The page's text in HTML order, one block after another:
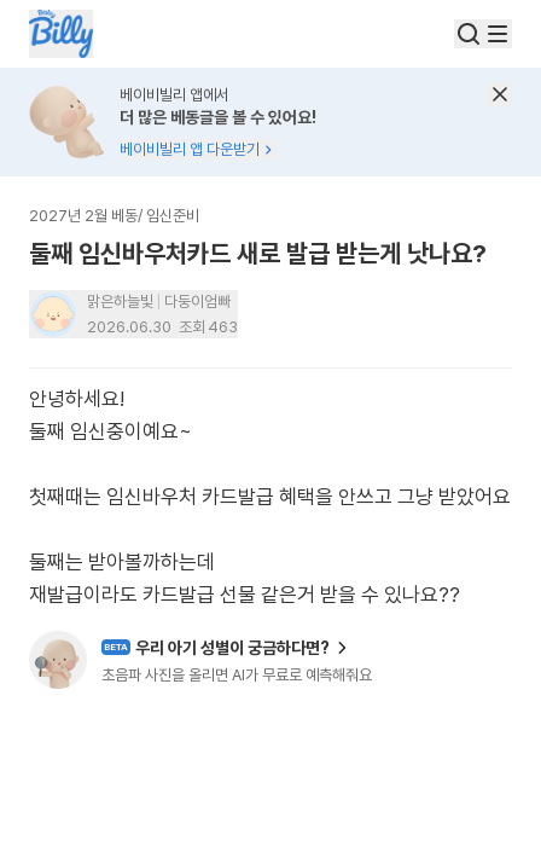
베이비빌리 앱에서
더 많은 베동글을 볼 수 있어요!
베이비빌리 앱 다운받기
2027년 2월 베동/ 임신준비
둘째 임신바우처카드 새로 발급 받는게 낫나요?
맑은하늘빛
다둥이엄빠
2026.06.30 조회 463
안녕하세요!
둘째 임신중이예요~
첫째때는 임신바우처 카드발급 혜택을 안쓰고 그냥 받았어요
둘째는 받아볼까하는데
재발급이라도 카드발급 선물 같은거 받을 수 있나요??
BETA 우리 아기 성별이 궁금하다면?
초음파 사진을 올리면 AI가 무료로 예측해줘요